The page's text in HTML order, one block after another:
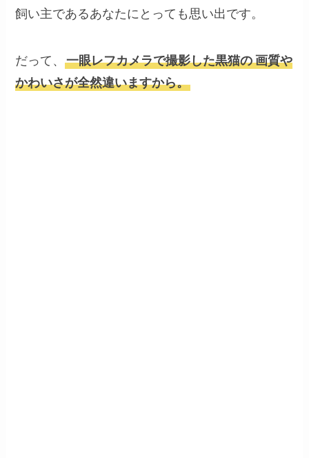
飼い主であるあなたにとっても思い出です。
だって、一眼レフカメラで撮影した黒猫の 画質や
かわいさが全然違いますから。